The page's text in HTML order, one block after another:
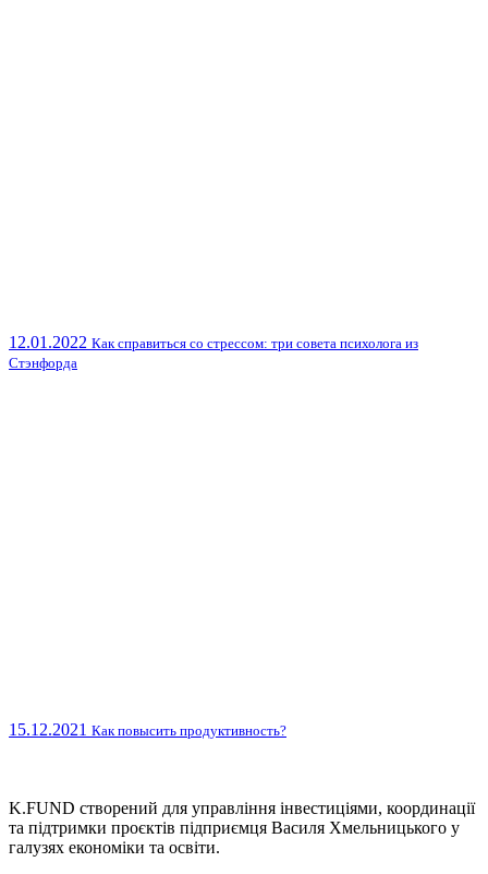
12.01.2022 Как справиться со стрессом: три совета психолога из
Стэнфорда
15.12.2021 Как повысить продуктивность?
K.FUND створений для управління інвестиціями, координації
та підтримки проєктів підприємця Василя Хмельницького у
галузях економіки та освіти.